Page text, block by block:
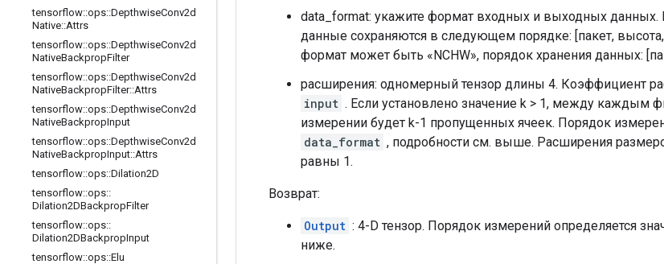
tensorflow::ops::DepthwiseConv2d
Native::Attrs
tensorflow::ops::DepthwiseConv2d
NativeBackpropFilter
tensorflow::ops::DepthwiseConv2d
NativeBackpropFilter::Attrs
tensorflow::ops::DepthwiseConv2d
NativeBackpropInput
tensorflow::ops::DepthwiseConv2d
NativeBackpropInput::Attrs
tensorflow::ops::Dilation2D
tensorflow::ops::
Dilation2DBackpropFilter
tensorflow::ops::
Dilation2DBackpropInput
tensorflow::ops::Elu
data_format: укажите формат входных и выходных данных.
данные сохраняются в следующем порядке: [пакет,
формат может быть «NCHW», порядок хранения данных:
расширения: одномерный тензор длины 4. Коэффициент
input . Если установлено значение k > 1, между каждым
измерении будет k-1 пропущенных ячеек. Порядок
data_format , подробности см. выше. Расширения
равны 1.
Возврат:
Output : 4-D тензор. Порядок измерений определяется
ниже.